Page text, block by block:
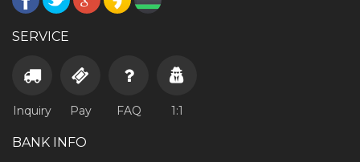
SERVICE
Inquiry Pay FAQ 1:1
BANK INFO